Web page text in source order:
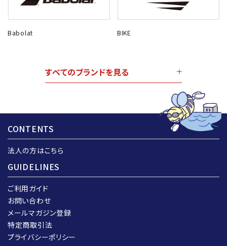
Babolat BIKE
すべてのブランドを見る
CONTENTS
法人の方はこちら
GUIDELINES
ご利用ガイド
お問い合わせ
メールマガジン登録
特定商取引法
プライバシーポリシー